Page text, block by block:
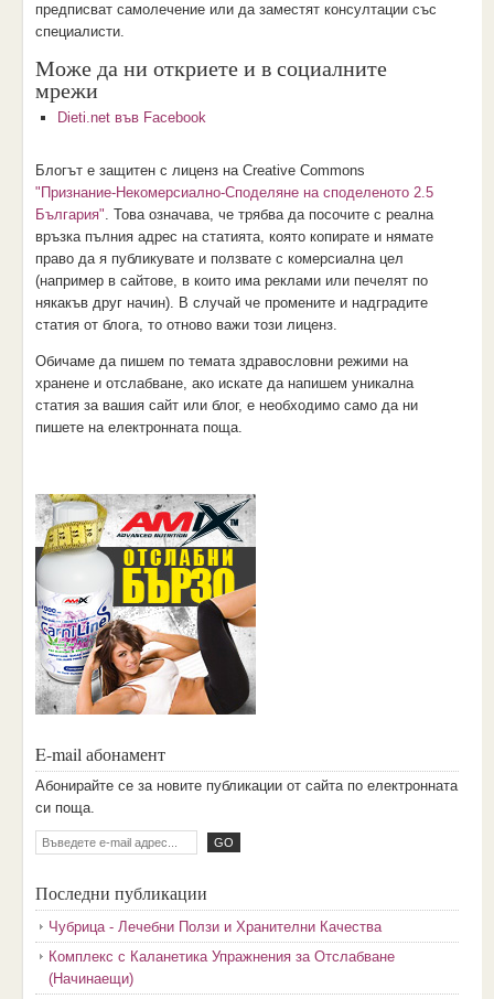
предписват самолечение или да заместят консултации със
специалисти.
Може да ни откриете и в социалните
мрежи
Dieti.net във Facebook
Блогът е защитен с лиценз на Creative Commons
"Признание-Некомерсиално-Споделяне на споделеното 2.5
България". Това означава, че трябва да посочите с реална
връзка пълния адрес на статията, която копирате и нямате
право да я публикувате и ползвате с комерсиална цел
(например в сайтове, в които има реклами или печелят по
някакъв друг начин). В случай че промените и надградите
статия от блога, то отново важи този лиценз.
Обичаме да пишем по темата здравословни режими на
хранене и отслабване, ако искате да напишем уникална
статия за вашия сайт или блог, е необходимо само да ни
пишете на електронната поща.
E-mail абонамент
Aбoниpaйтe ce зa нoвитe пyбликaции oт caйтa пo eлeктpoннaтa
cи пoщa.
Последни публикации
Чубрица - Лечебни Ползи и Хранителни Качества
Комплекс с Каланетика Упражнения за Отслабване
(Начинаещи)